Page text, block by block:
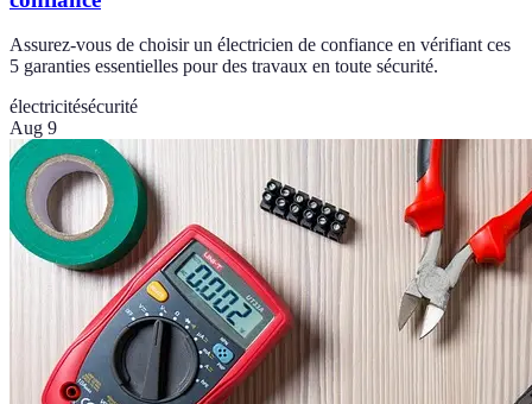
Assurez-vous de choisir un électricien de confiance en vérifiant ces
5 garanties essentielles pour des travaux en toute sécurité.
électricitésécurité
Aug 9